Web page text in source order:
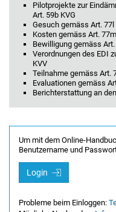
Pilotprojekte zur
Art. 59b KVG
Gesuch gemäss Art. 77l
Kosten gemäss Art.
Bewilligung gemäss Art.
Verordnungen des EDI
KVV
Teilnahme gemäss Art.
Evaluationen gemäss
Berichterstattung an
Um mit dem Online-
Benutzername und
Login
Probleme beim Einloggen: